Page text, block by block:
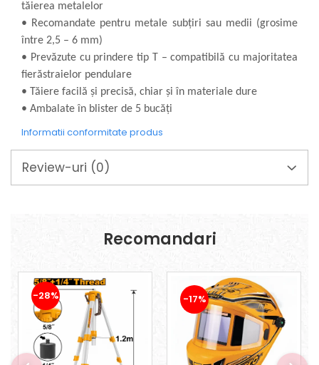
Unelte multifuncționale
Vibratoare pentru beton
Scule manuale
Aparate de Tăiat Gresie
Briceag multifuncțional
Dălți pentru Lemn
Menghine
Scule pentru Gresie și Sticlă
Scule pentru grădină
Tirbușoane și deschizătoare de
Trafalet
Trimmere
Trusă tubulare
Unelte pentru altoit
tăierea metalelor
• Recomandate pentru metale subțiri sau medii (grosime
între 2,5 – 6 mm)
• Prevăzute cu prindere tip T – compatibilă cu majoritatea
fierăstraielor pendulare
• Tăiere facilă și precisă, chiar și în materiale dure
• Ambalate în blister de 5 bucăți
Informatii conformitate produs
Review-uri (0)
Recomandari
-28% -17%